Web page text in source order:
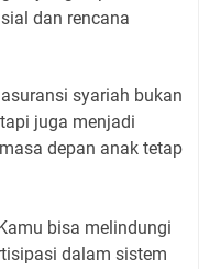
dan rencana
syariah bukan
juga menjadi
depan anak tetap
bisa melindungi
dalam sistem